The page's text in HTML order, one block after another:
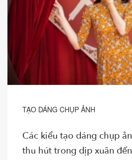
TẠO DÁNG CHỤP ẢNH
Các kiểu tạo dáng chụp
thu hút trong dịp xuân đến